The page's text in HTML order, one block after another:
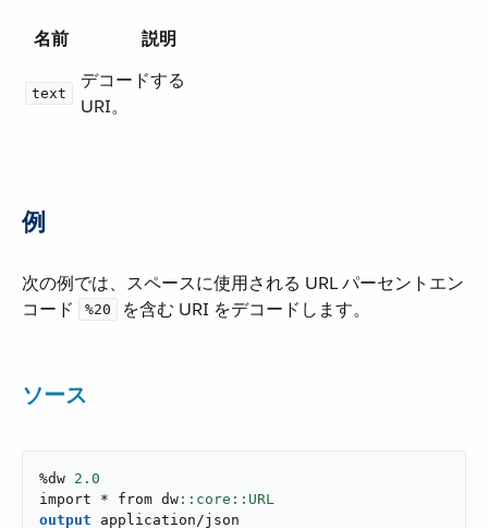
名前 説明
text
デコードする
URI。
例
次の例では、スペースに使用される URL パーセントエン
コード ​
%20 ​ を含む URI をデコードします。
ソース
%dw 2.0
import * from dw
output
application/json